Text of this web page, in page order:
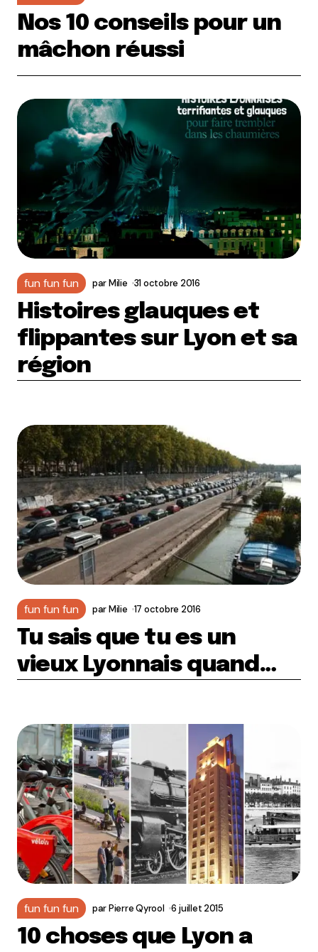
Nos 10 conseils pour un
mâchon réussi
fun fun fun parMilie 31 octobre 2016
Histoires glauques et
flippantes sur Lyon et sa
région
fun fun fun parMilie 17 octobre 2016
Tu sais que tu es un
vieux Lyonnais quand…
fun fun fun parPierre Qyrool 6 juillet 2015
10 choses que Lyon a